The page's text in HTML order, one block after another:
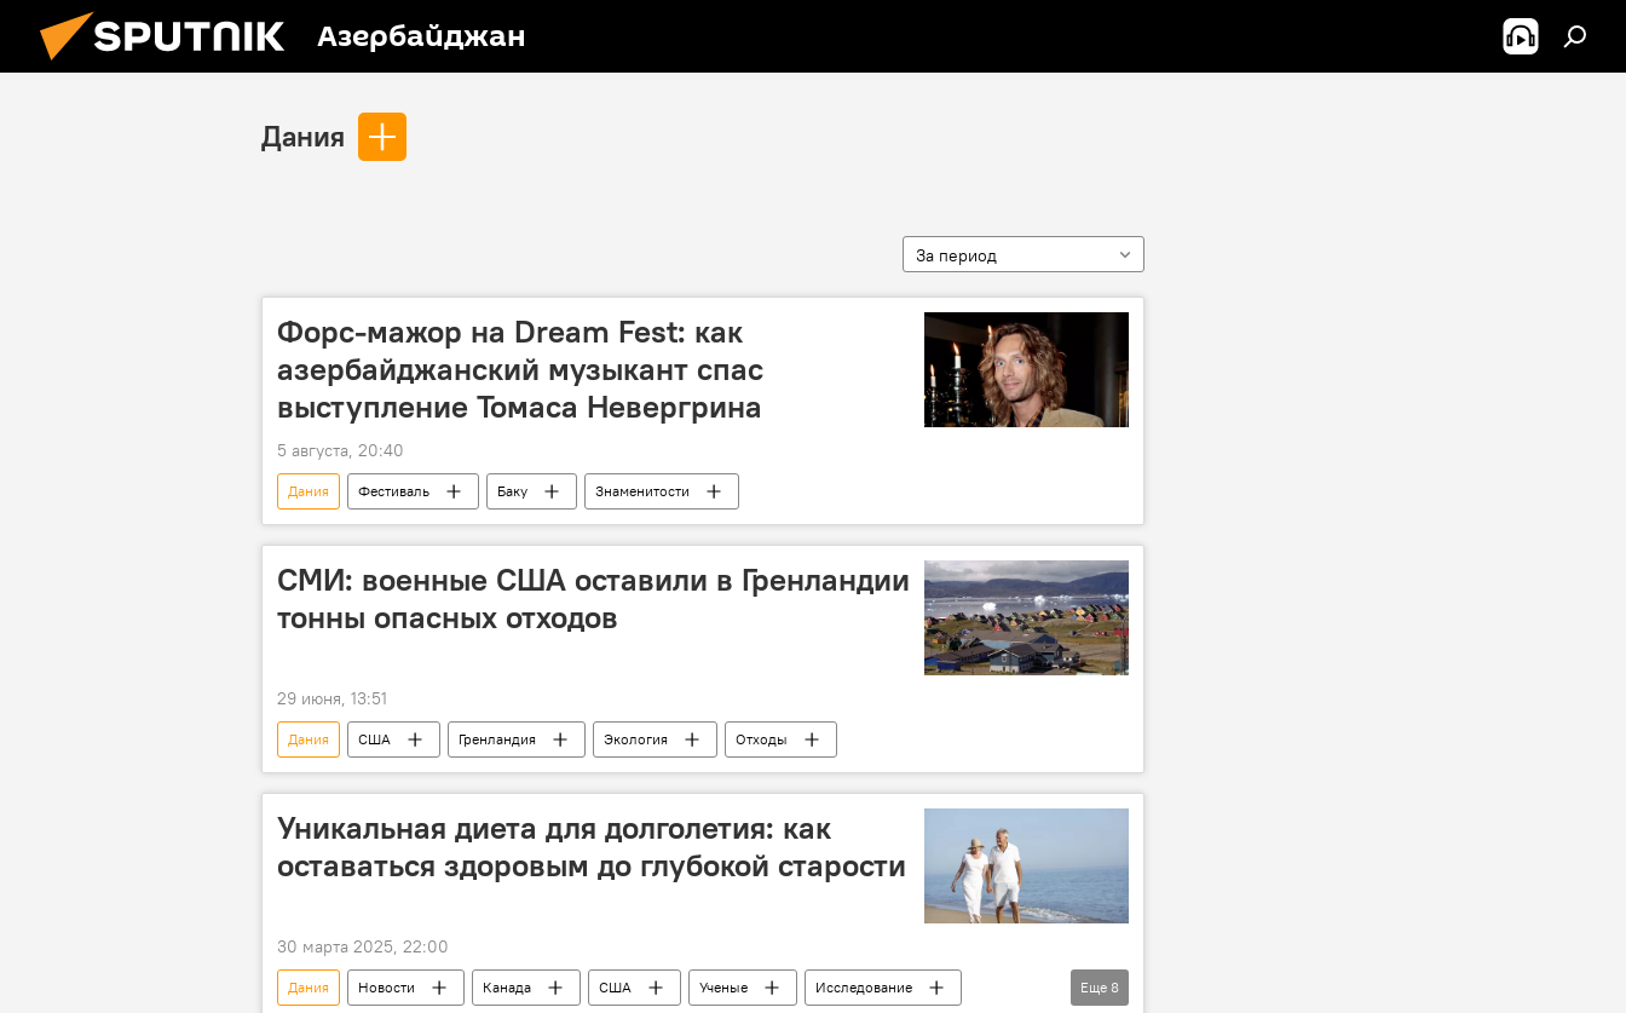
Азербайджан
Дания
За период
Форс-мажор на Dream Fest: как
азербайджанский музыкант спас
выступление Томаса Невергрина
5 августа, 20:40
Дания Фестиваль Баку Знаменитости
СМИ: военные США оставили в Гренландии
тонны опасных отходов
29 июня, 13:51
Дания США Гренландия Экология Отходы
Уникальная диета для долголетия: как
оставаться здоровым до глубокой старости
30 марта 2025, 22:00
Дания Новости Канада США Ученые
Исследование
Еще 8